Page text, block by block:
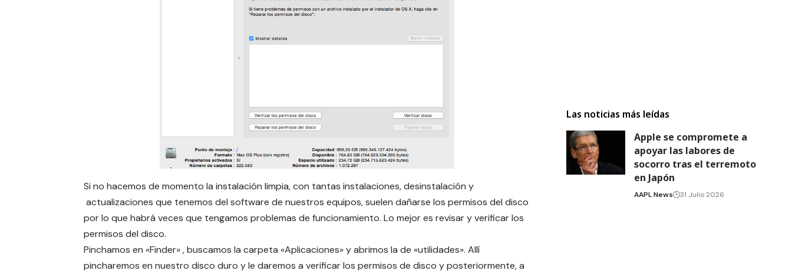
Si no hacemos de momento la instalación limpia, con tantas instalaciones, desinstalación y
actualizaciones que tenemos del software de nuestros equipos, suelen dañarse los permisos del disco
por lo que habrá veces que tengamos problemas de funcionamiento. Lo mejor es revisar y verificar los
permisos del disco.
Pinchamos en «Finder» , buscamos la carpeta «Aplicaciones» y abrimos la de «utilidades». Allí
pincharemos en nuestro disco duro y le daremos a verificar los permisos de disco y posteriormente, a
Las noticias más leídas
Apple se compromete a
apoyar las labores de
socorro tras el terremoto
en Japón
AAPL News 31 Julio 2026